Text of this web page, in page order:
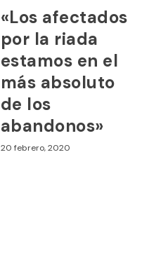
«Los afectados
por la riada
estamos en el
más absoluto
de los
abandonos»
20 febrero, 2020